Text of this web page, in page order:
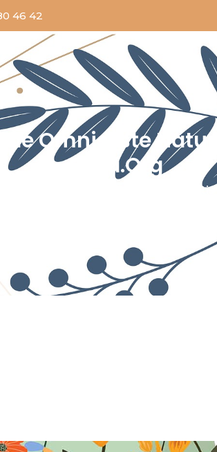
46 42
Omnis Iste
Fdcd.org
Sed Ut